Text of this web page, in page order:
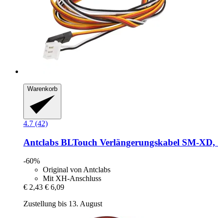
Warenkorb
4.7 (42)
Antclabs BLTouch Verlängerungskabel SM-​XD,
-60%
Original von Antclabs
Mit XH-Anschluss
€ 2,43 € 6,09
Zustellung bis 13. August